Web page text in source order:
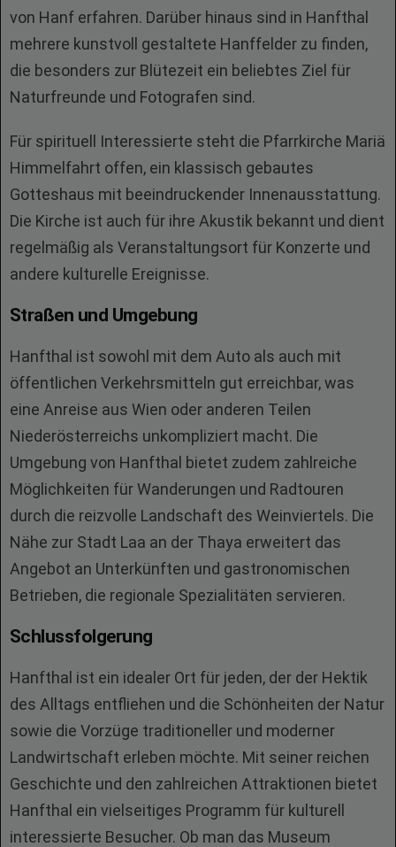
von Hanf erfahren. Darüber hinaus sind in Hanfthal
mehrere kunstvoll gestaltete Hanffelder zu finden,
die besonders zur Blütezeit ein beliebtes Ziel für
Naturfreunde und Fotografen sind.
Für spirituell Interessierte steht die Pfarrkirche Mariä
Himmelfahrt offen, ein klassisch gebautes
Gotteshaus mit beeindruckender Innenausstattung.
Die Kirche ist auch für ihre Akustik bekannt und dient
regelmäßig als Veranstaltungsort für Konzerte und
andere kulturelle Ereignisse.
Straßen und Umgebung
Hanfthal ist sowohl mit dem Auto als auch mit
öffentlichen Verkehrsmitteln gut erreichbar, was
eine Anreise aus Wien oder anderen Teilen
Niederösterreichs unkompliziert macht. Die
Umgebung von Hanfthal bietet zudem zahlreiche
Möglichkeiten für Wanderungen und Radtouren
durch die reizvolle Landschaft des Weinviertels. Die
Nähe zur Stadt Laa an der Thaya erweitert das
Angebot an Unterkünften und gastronomischen
Betrieben, die regionale Spezialitäten servieren.
Schlussfolgerung
Hanfthal ist ein idealer Ort für jeden, der der Hektik
des Alltags entfliehen und die Schönheiten der Natur
sowie die Vorzüge traditioneller und moderner
Landwirtschaft erleben möchte. Mit seiner reichen
Geschichte und den zahlreichen Attraktionen bietet
Hanfthal ein vielseitiges Programm für kulturell
interessierte Besucher. Ob man das Museum